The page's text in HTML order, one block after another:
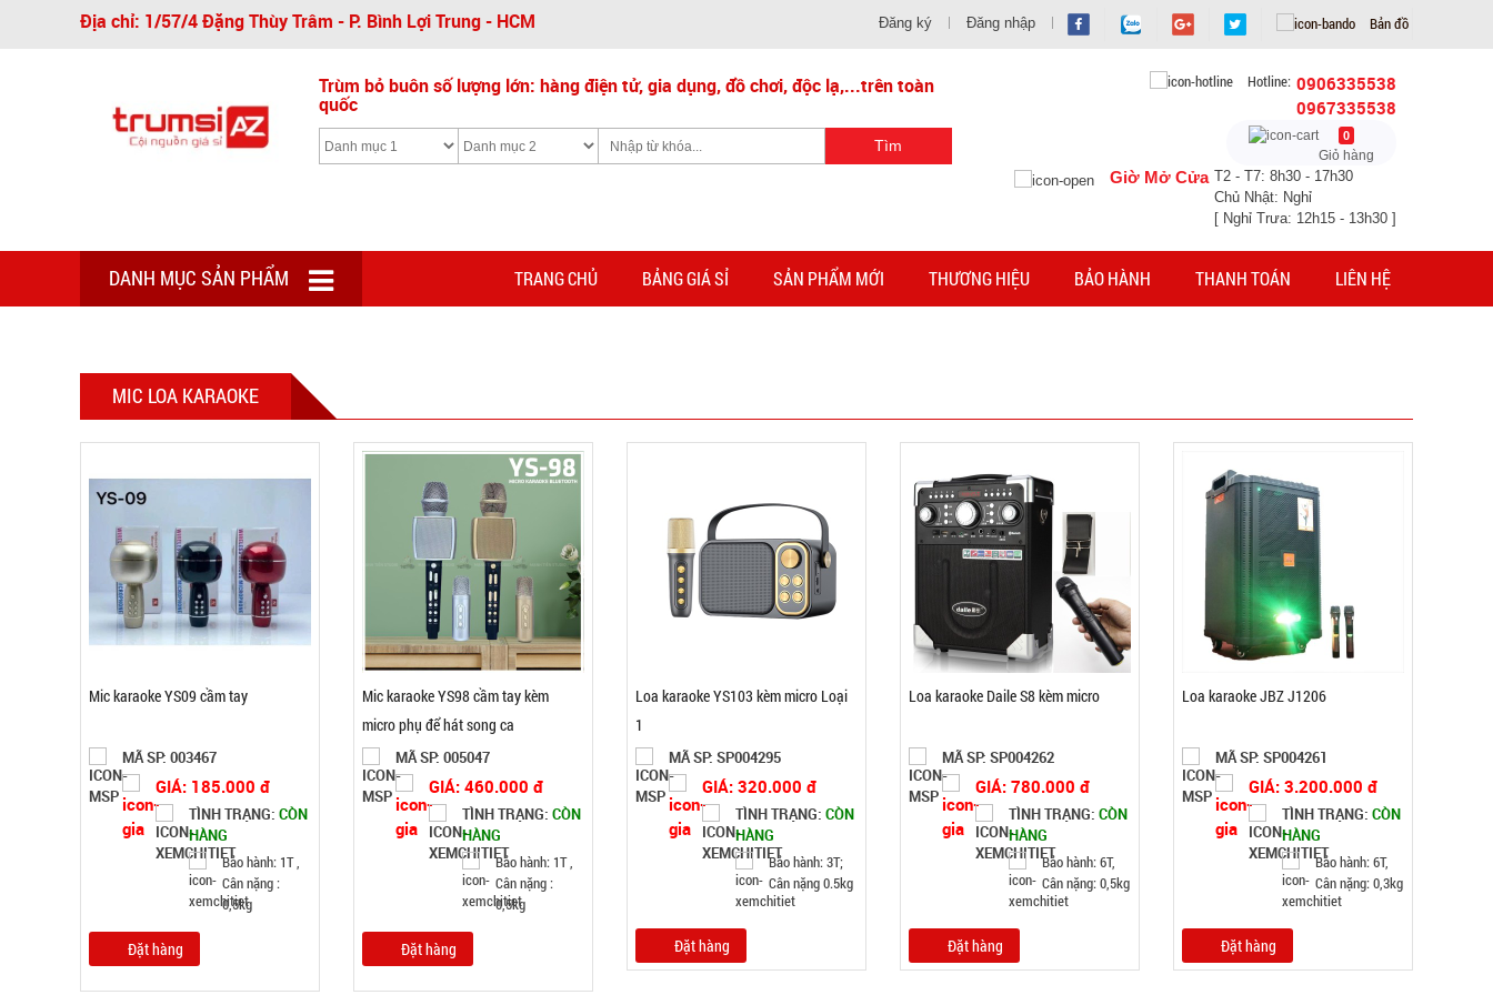
Địa chỉ: 1/57/4 Đặng Thùy Trâm - P. Bình Lợi Trung - HCM Bản đồ
Đăng ký Đăng nhập
Trùm bỏ buôn số lượng lớn: hàng điện tử, gia dụng, đồ chơi, độc lạ,...trên toàn
quốc
Hotline: 0906335538
0967335538
0
Giỏ hàng
Giờ Mở Cửa T2 - T7: 8h30 - 17h30
Chủ Nhật: Nghỉ
[ Nghỉ Trưa: 12h15 - 13h30 ]
DANH MỤC SẢN PHẨM TRANG CHỦ BẢNG GIÁ SỈ SẢN PHẨM MỚI THƯƠNG HIỆU BẢO HÀNH THANH TOÁN LIÊN HỆ
MIC LOA KARAOKE
Mic karaoke YS09 cầm tay
MÃ SP: 003467
GIÁ: 185.000 đ
TÌNH TRẠNG: CÒN
HÀNG
Bảo hành: 1T ,
Cân nặng :
0,5kg
Đặt hàng
Mic karaoke YS98 cầm tay kèm
micro phụ để hát song ca
MÃ SP: 005047
GIÁ: 460.000 đ
TÌNH TRẠNG: CÒN
HÀNG
Bảo hành: 1T ,
Cân nặng :
0,5kg
Đặt hàng
Loa karaoke YS103 kèm micro Loại
1
MÃ SP: SP004295
GIÁ: 320.000 đ
TÌNH TRẠNG: CÒN
HÀNG
Bảo hành: 3T;
Cân nặng 0.5kg
Đặt hàng
Loa karaoke Daile S8 kèm micro
MÃ SP: SP004262
GIÁ: 780.000 đ
TÌNH TRẠNG: CÒN
HÀNG
Bảo hành: 6T,
Cân nặng: 0,5kg
Đặt hàng
Loa karaoke JBZ J1206
MÃ SP: SP004261
GIÁ: 3.200.000 đ
TÌNH TRẠNG: CÒN
HÀNG
Bảo hành: 6T,
Cân nặng: 0,3kg
Đặt hàng